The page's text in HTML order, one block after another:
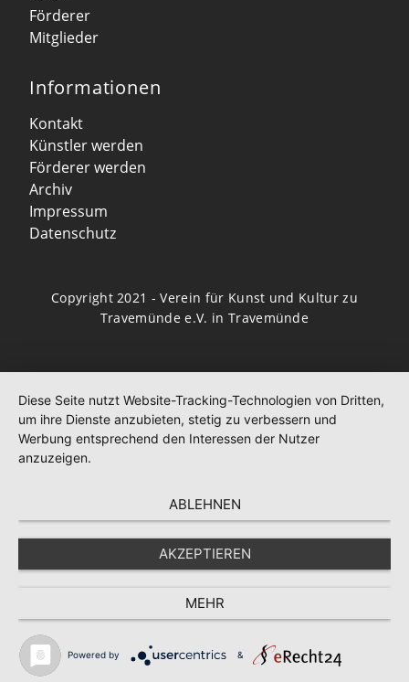
Förderer
Mitglieder
Informationen
Kontakt
Künstler werden
Förderer werden
Archiv
Impressum
Datenschutz
Copyright 2021 - Verein für Kunst und Kultur zu
Travemünde e.V. in Travemünde
Diese Seite nutzt Website-Tracking-Technologien von Dritten,
um ihre Dienste anzubieten, stetig zu verbessern und
Werbung entsprechend den Interessen der Nutzer
anzuzeigen.
ABLEHNEN
AKZEPTIEREN
MEHR
Powered by &